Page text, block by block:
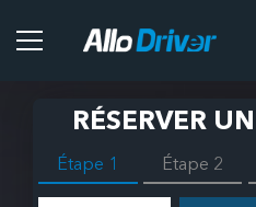
RÉSERVER
Étape 1 Étape 2